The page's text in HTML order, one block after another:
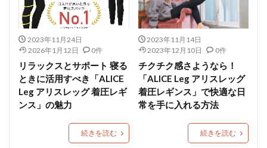
2023年11月24日
2026年1月12日
0件
リラックスとサポート 寝る
ときに活用すべき「ALICE
Leg アリスレッグ 着圧レギ
ンス」の魅力
続きを読む
2023年11月14日
2023年12月10日
0件
チクチク感さようなら！
「ALICE Leg アリスレッグ
着圧レギンス」で快適な日
常を手に入れる方法
続きを読む